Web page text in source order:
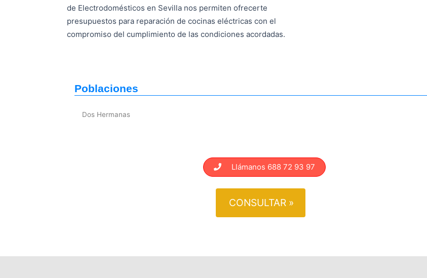
de Electrodomésticos en Sevilla nos permiten ofrecerte
presupuestos para reparación de cocinas eléctricas con el
compromiso del cumplimiento de las condiciones acordadas.
Poblaciones
Dos Hermanas
Llámanos 688 72 93 97
CONSULTAR »